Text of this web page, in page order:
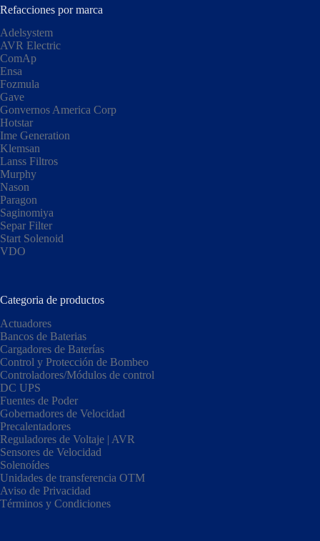
Refacciones por marca
Adelsystem
AVR Electric
ComAp
Ensa
Fozmula
Gave
Gonvernos America Corp
Hotstar
Ime Generation
Klemsan
Lanss Filtros
Murphy
Nason
Paragon
Saginomiya
Separ Filter
Start Solenoid
VDO
Categoria de productos
Actuadores
Bancos de Baterias
Cargadores de Baterías
Control y Protección de Bombeo
Controladores/Módulos de control
DC UPS
Fuentes de Poder
Gobernadores de Velocidad
Precalentadores
Reguladores de Voltaje | AVR
Sensores de Velocidad
Solenoídes
Unidades de transferencia OTM
Aviso de Privacidad
Términos y Condiciones